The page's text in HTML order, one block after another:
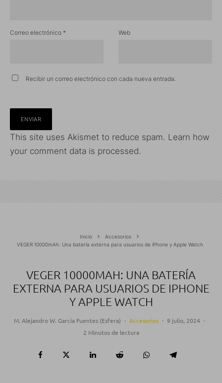
Correo electrónico * Web
Recibir un correo electrónico con cada nueva entrada.
This site uses Akismet to reduce spam. Learn how
your comment data is processed.
Inicio
Accesorios
VEGER 10000mAh: Una batería externa para usuarios de iPhone y Apple Watch
VEGER 10000MAH: UNA BATERÍA
EXTERNA PARA USUARIOS DE IPHONE
Y APPLE WATCH
M. Alejandro W. García Fuentes (Esfera) · Accesorios · 9 julio, 2024 ·
2 Minutos de lectura